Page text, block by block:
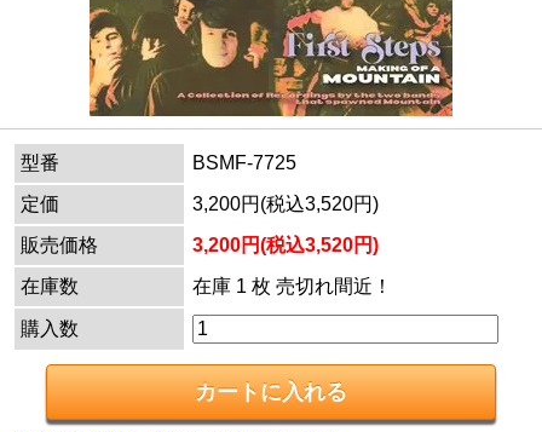
型番
BSMF-7725
定価
3,200円(税込3,520円)
販売価格
3,200円(税込3,520円)
在庫数
在庫 1 枚 売切れ間近！
購入数